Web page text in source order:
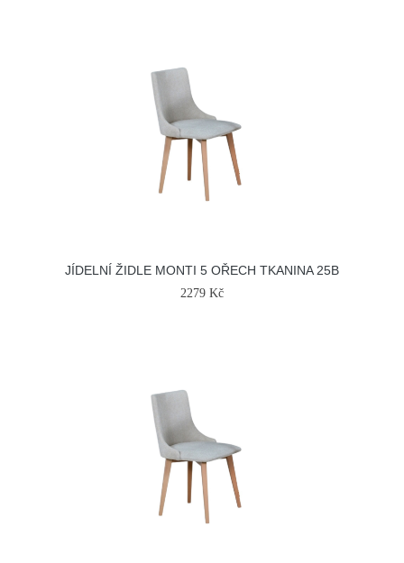
JÍDELNÍ ŽIDLE MONTI 5 OŘECH TKANINA 25B
2279 Kč